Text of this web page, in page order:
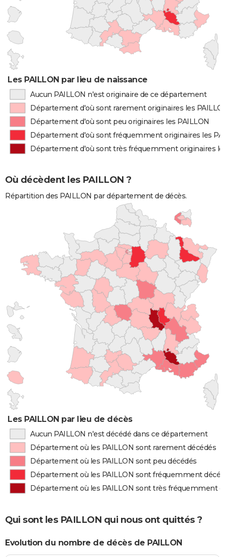
Les PAILLON par lieu de naissance
Aucun PAILLON n'est originaire de ce département
Département d'où sont rarement originaires les
Département d'où sont peu originaires les PAILLON
Département d'où sont fréquemment originaires les
Département d'où sont très fréquemment originaires
Où décèdent les PAILLON ?
Répartition des PAILLON par département de décès.
Les PAILLON par lieu de décès
Aucun PAILLON n'est décédé dans ce département
Département où les PAILLON sont rarement décédés
Département où les PAILLON sont peu décédés
Département où les PAILLON sont fréquemment
Département où les PAILLON sont très fréquemment
Qui sont les PAILLON qui nous ont quittés ?
Evolution du nombre de décès de PAILLON